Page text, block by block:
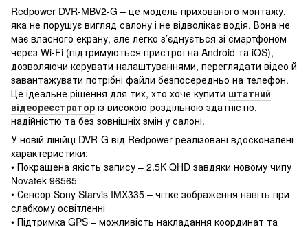
Redpower DVR-MBV2-G – це модель прихованого монтажу,
яка не порушує вигляд салону і не відволікає водія. Вона не
має власного екрану, але легко з’єднується зі смартфоном
через Wi-Fi (підтримуються пристрої на Android та iOS),
дозволяючи керувати налаштуваннями, переглядати відео й
завантажувати потрібні файли безпосередньо на телефон.
Це ідеальне рішення для тих, хто хоче купити штатний
відеореєстратор із високою роздільною здатністю,
надійністю та без зовнішніх змін у салоні.
У новій лінійці DVR-G від Redpower реалізовані вдосконалені
характеристики:
• Покращена якість запису – 2.5K QHD завдяки новому чипу
Novatek 96565
• Сенсор Sony Starvis IMX335 – чітке зображення навіть при
слабкому освітленні
• Підтримка GPS – можливість накладання координат та